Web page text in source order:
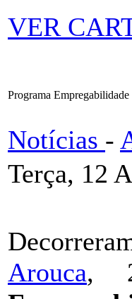
VER
Programa
Notícias -
Terça, 12
Arouca, 2